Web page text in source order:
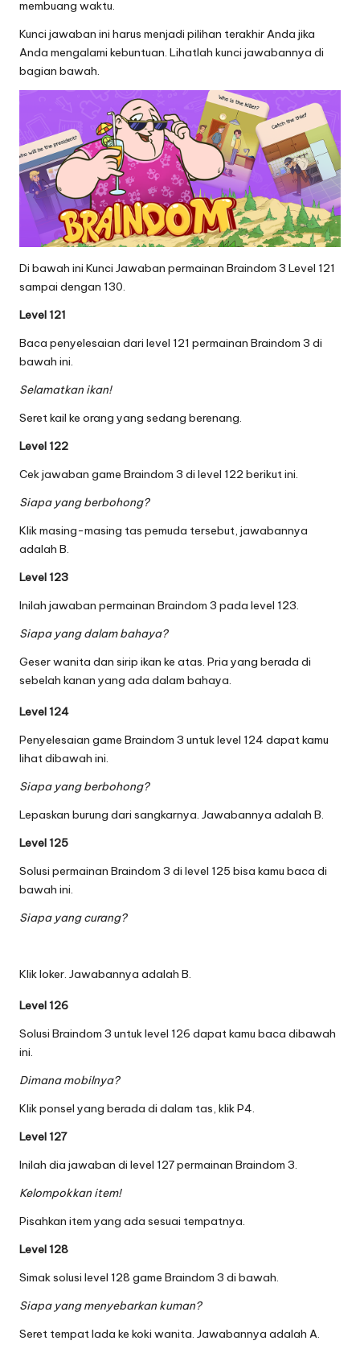
membuang waktu.
Kunci jawaban ini harus menjadi pilihan terakhir Anda jika
Anda mengalami kebuntuan. Lihatlah kunci jawabannya di
bagian bawah.
Di bawah ini Kunci Jawaban permainan Braindom 3 Level 121
sampai dengan 130.
Level 121
Baca penyelesaian dari level 121 permainan Braindom 3 di
bawah ini.
Selamatkan ikan!
Seret kail ke orang yang sedang berenang.
Level 122
Cek jawaban game Braindom 3 di level 122 berikut ini.
Siapa yang berbohong?
Klik masing-masing tas pemuda tersebut, jawabannya
adalah B.
Level 123
Inilah jawaban permainan Braindom 3 pada level 123.
Siapa yang dalam bahaya?
Geser wanita dan sirip ikan ke atas. Pria yang berada di
sebelah kanan yang ada dalam bahaya.
Level 124
Penyelesaian game Braindom 3 untuk level 124 dapat kamu
lihat dibawah ini.
Siapa yang berbohong?
Lepaskan burung dari sangkarnya. Jawabannya adalah B.
Level 125
Solusi permainan Braindom 3 di level 125 bisa kamu baca di
bawah ini.
Siapa yang curang?
Klik loker. Jawabannya adalah B.
Level 126
Solusi Braindom 3 untuk level 126 dapat kamu baca dibawah
ini.
Dimana mobilnya?
Klik ponsel yang berada di dalam tas, klik P4.
Level 127
Inilah dia jawaban di level 127 permainan Braindom 3.
Kelompokkan item!
Pisahkan item yang ada sesuai tempatnya.
Level 128
Simak solusi level 128 game Braindom 3 di bawah.
Siapa yang menyebarkan kuman?
Seret tempat lada ke koki wanita. Jawabannya adalah A.